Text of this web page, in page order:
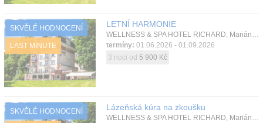
SKVĚLÉ HODNOCENÍ
LAST MINUTE
LETNÍ HARMONIE
WELLNESS & SPA HOTEL RICHARD, Mariánské Lázně, Západní Čechy, Česká republika
termíny: 01.06.2026 - 01.09.2026
3 noci od 5 900 Kč
SKVĚLÉ HODNOCENÍ Lázeňská kúra na zkoušku
WELLNESS & SPA HOTEL RICHARD, Mariánské Lázně, Západní Čechy, Česká republika